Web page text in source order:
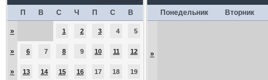
П В С Ч П С В
» 1 2 3 4 5
» 6 7 8 9 10 11 12
» 13 14 15 16 17 18 19
Понедельник Вторник
»